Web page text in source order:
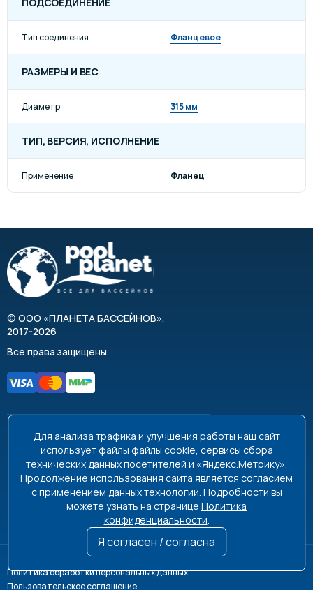
Тип соединения Фланцевое
РАЗМЕРЫ И ВЕС
Диаметр 315 мм
ТИП, ВЕРСИЯ, ИСПОЛНЕНИЕ
Применение Фланец
© ООО «ПЛАНЕТА БАССЕЙНОВ»,
2017-2026
Все права защищены
8 495 663-99-48
8 800 350-99-08
info@poolplanet.ru
г. Москва, проспект Мира, д. 61
Пн-Пт 9:00-18:00 Сб-Вс выходной
Политика обработки персональных данных
Пользовательское соглашение
Для анализа трафика и улучшения работы наш сайт
использует файлы файлы cookie, сервисы сбора
технических данных посетителей и «Яндекс.Метрику».
Продолжение использования сайта является согласием
с применением данных технологий. Подробности вы
можете узнать на странице Политика
конфиденциальности.
Я согласен / согласна